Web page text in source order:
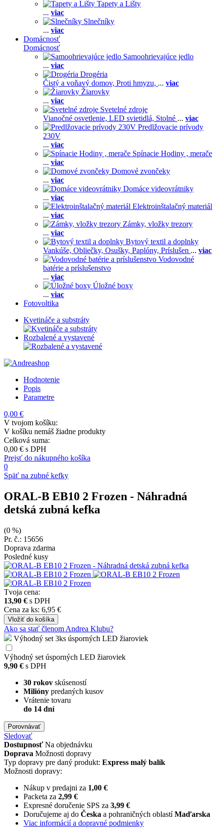
Tapety a Lišty
... viac
Slnečníky
... viac
Domácnosť
Domácnosť
Samoohrievajúce jedlo
... viac
Drogéria
Čistý a voňavý domov, Proti hmyzu, ... viac
Žiarovky
... viac
Svetelné zdroje
Vianočné osvetlenie, LED svietidlá, Stolné ... viac
Predlžovacie prívody
230V
... viac
Spínacie Hodiny , merače
... viac
Domové zvončeky
... viac
Domáce videovrátniky
... viac
Elektroinštalačný materiál
... viac
Zámky, vložky trezory
... viac
Bytový textil a doplnky
Vankúše, Obliečky, Osušky, Paplóny, Príslušen ... viac
Vodovodné
batérie a príslušenstvo
... viac
Úložné boxy
... viac
Fotovoltika
Kvetináče a substráty
Rozbalené a vystavené
Hodnotenie
Popis
Parametre
0,00 €
V tvojom košíku:
V košíku nemáš žiadne produkty
Celková suma:
0,00 € s DPH
Prejsť do nákupného košíka
0
Späť na zubné kefky
ORAL-B EB10 2 Frozen - Náhradná
detská zubná kefka
(0 %)
Pr. č.: 15656
Doprava zdarma
Posledné kusy
Tvoja cena:
13,90 € s DPH
Cena za ks: 6,95 €
Vložiť do košíka
Ako sa stať členom Andrea Klubu?
Výhodný set 3ks úsporných LED žiaroviek
Výhodný set úsporných LED žiaroviek
9,90 € s DPH
30 rokov skúseností
Milióny predaných kusov
Vrátenie tovaru
do 14 dní
Porovnávať
Sledovať
Dostupnosť Na objednávku
Doprava Možnosti dopravy
Typ dopravy pre daný produkt: Express malý balík
Možnosti dopravy:
Nákup v predajni za 1,00 €
Packeta za 2,99 €
Expresné doručenie SPS za 3,99 €
Doručujeme aj do Česka a pohraničných oblastíMaďarska
Viac informácií a dopravné podmienky